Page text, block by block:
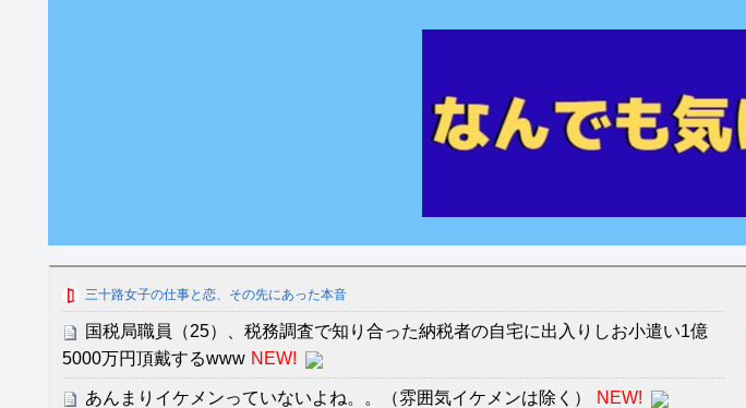
三十路女子の仕事と恋、その先にあった本音
国税局職員（25）、税務調査で知り合った納税者の自宅に出入りしお小遣い1億
5000万円頂戴するwww NEW!
あんまりイケメンっていないよね。。（雰囲気イケメンは除く） NEW!